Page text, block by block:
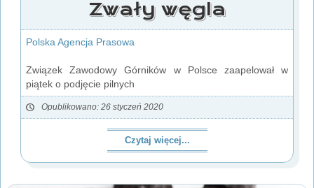
Zwały węgla
Polska Agencja Prasowa
Związek Zawodowy Górników w Polsce zaapelował w
piątek o podjęcie pilnych
Opublikowano: 26 styczeń 2020
Czytaj więcej...